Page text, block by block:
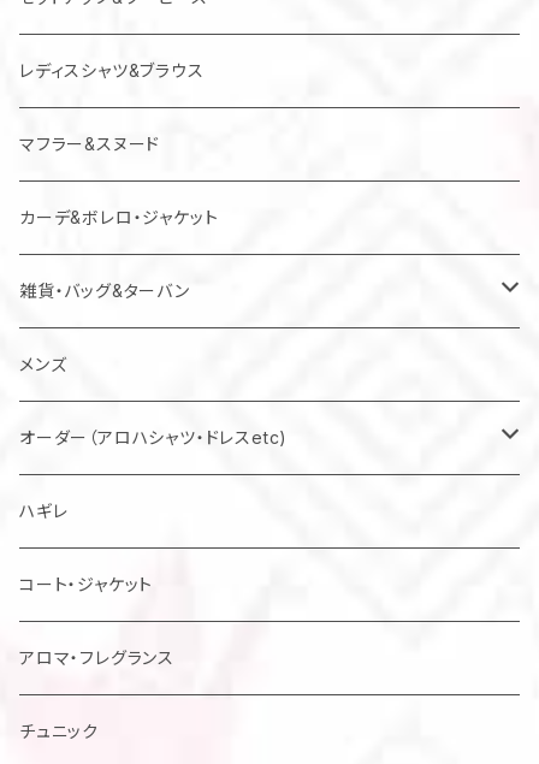
レディスシャツ&ブラウス
マフラー&スヌード
カーデ&ボレロ・ジャケット
雑貨・バッグ&ターバン
バッグ
マスク
メンズ
オーダー（アロハシャツ・ドレスetc)
メンズアロハシャツ他
レディスドレス・シャツ他
ハギレ
コート・ジャケット
アロマ・フレグランス
チュニック